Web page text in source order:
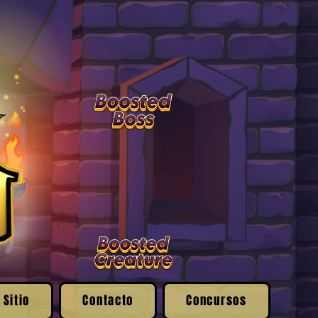
Contacto Concursos